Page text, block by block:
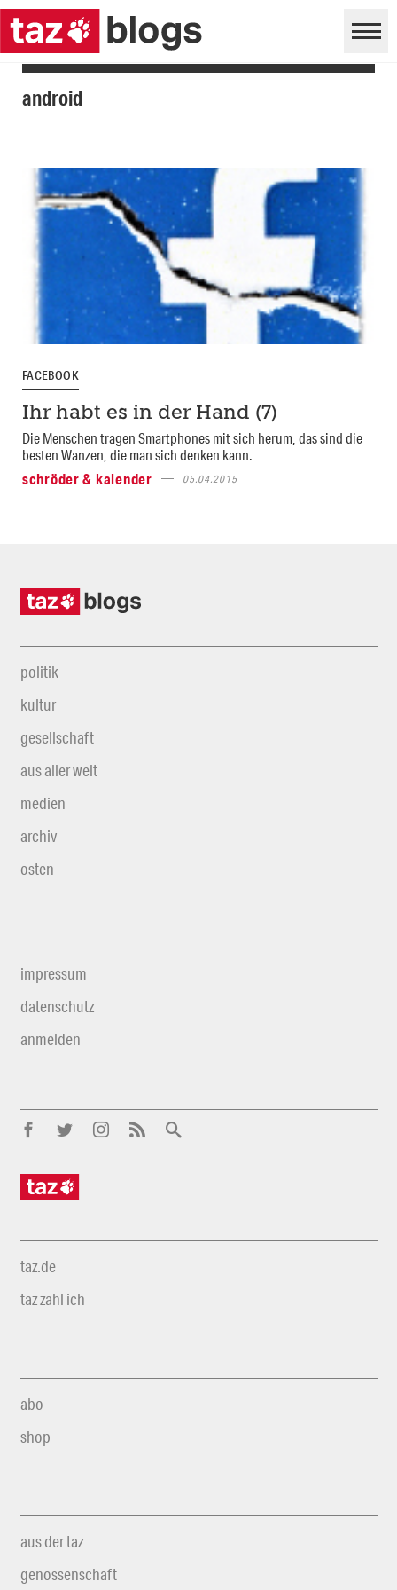
android
FACEBOOK
Ihr habt es in der Hand (7)
Die Menschen tragen Smartphones mit sich herum, das sind die
besten Wanzen, die man sich denken kann.
schröder & kalender
05.04.2015
politik
kultur
gesellschaft
aus aller welt
medien
archiv
osten
impressum
datenschutz
anmelden
taz.de
taz zahl ich
abo
shop
aus der taz
genossenschaft